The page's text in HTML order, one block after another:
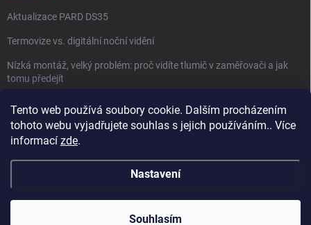
Tento web používá soubory cookie. Dalším procházením
tohoto webu vyjadřujete souhlas s jejich používáním.. Více
informací zde.
Nastavení
Souhlasím
Aktualizace PARD DS35
Termovize vs. digitální noční vidění
Nízká montáž, velký problém: proč vidíte tlumič v zaměřovači a jak
tomu předejít
Vytvořil Shoptet
Zbraně na míru. Všechna práva vyhrazena.